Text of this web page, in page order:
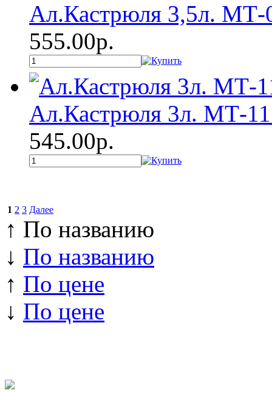
Ал.Кастрюля 3,5л. МТ-
555.00р.
Ал.Кастрюля 3л. МТ-
545.00р.
1 2 3 Далее
↑ По названию
↓ По названию
↑ По цене
↓ По цене